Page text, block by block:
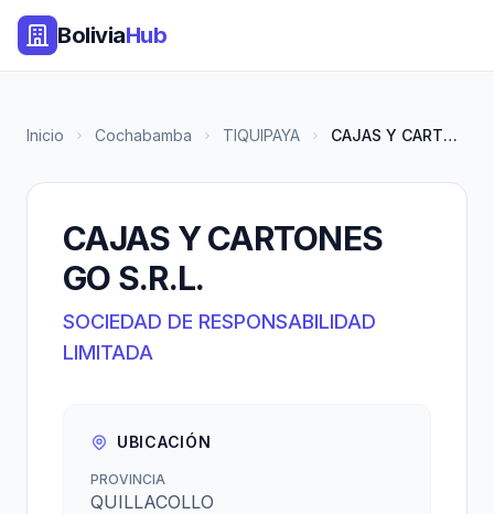
BoliviaHub
Inicio Cochabamba TIQUIPAYA CAJAS Y CARTONES GO S.R.L.
CAJAS Y CARTONES
GO S.R.L.
SOCIEDAD DE RESPONSABILIDAD
LIMITADA
UBICACIÓN
PROVINCIA
QUILLACOLLO